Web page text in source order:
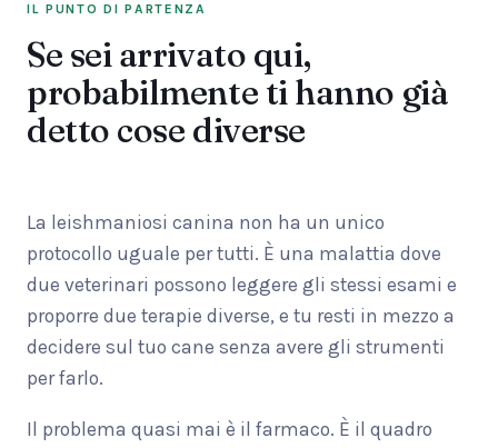
IL PUNTO DI PARTENZA
Se sei arrivato qui,
probabilmente ti hanno già
detto cose diverse
La leishmaniosi canina non ha un unico
protocollo uguale per tutti. È una malattia dove
due veterinari possono leggere gli stessi esami e
proporre due terapie diverse, e tu resti in mezzo a
decidere sul tuo cane senza avere gli strumenti
per farlo.
Il problema quasi mai è il farmaco. È il quadro